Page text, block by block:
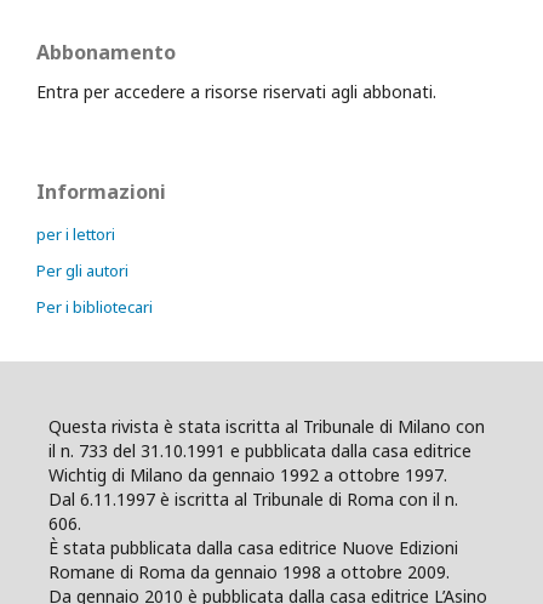
Abbonamento
Entra per accedere a risorse riservati agli abbonati.
Informazioni
per i lettori
Per gli autori
Per i bibliotecari
Questa rivista è stata iscritta al Tribunale di Milano con
il n. 733 del 31.10.1991 e pubblicata dalla casa editrice
Wichtig di Milano da gennaio 1992 a ottobre 1997.
Dal 6.11.1997 è iscritta al Tribunale di Roma con il n.
606.
È stata pubblicata dalla casa editrice Nuove Edizioni
Romane di Roma da gennaio 1998 a ottobre 2009.
Da gennaio 2010 è pubblicata dalla casa editrice L’Asino